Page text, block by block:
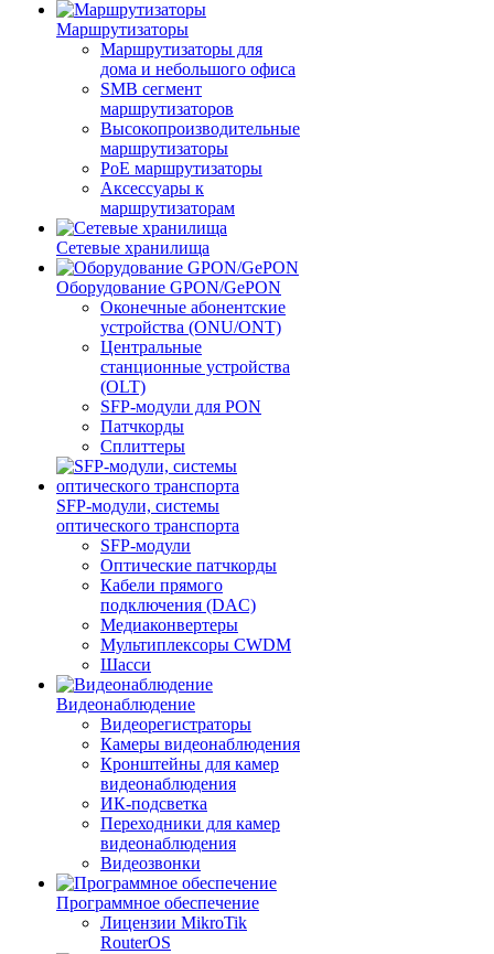
Маршрутизаторы
Маршрутизаторы для
дома и небольшого офиса
SMB сегмент
маршрутизаторов
Высокопроизводительные
маршрутизаторы
PoE маршрутизаторы
Аксессуары к
маршрутизаторам
Сетевые хранилища
Оборудование GPON/GePON
Оконечные абонентские
устройства (ONU/ONT)
Центральные
станционные устройства
(OLT)
SFP-модули для PON
Патчкорды
Сплиттеры
SFP-модули, системы
оптического транспорта
SFP-модули
Оптические патчкорды
Кабели прямого
подключения (DAC)
Медиаконвертеры
Мультиплексоры CWDM
Шасси
Видеонаблюдение
Видеорегистраторы
Камеры видеонаблюдения
Кронштейны для камер
видеонаблюдения
ИК-подсветка
Переходники для камер
видеонаблюдения
Видеозвонки
Программное обеспечение
Лицензии MikroTik
RouterOS